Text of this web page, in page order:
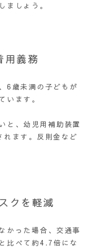
ましょう。
用義務
6歳未満の子どもが
います。
と、幼児用補助装置
ます。反則金など
クを軽減
かった場合、交通事
比べて約4.7倍にな